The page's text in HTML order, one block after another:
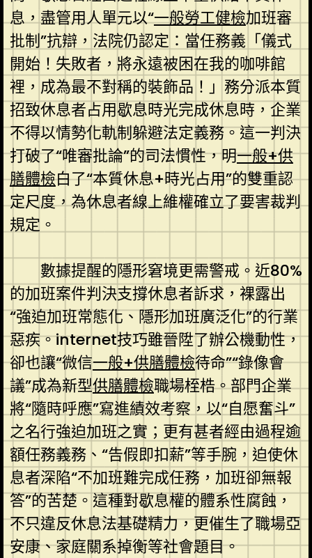
息，盡管用人單元以“一般勞工健檢加班審
批制”抗辯，法院仍認定：當任務義「儀式
開始！失敗者，將永遠被困在我的咖啡館
裡，成為最不對稱的裝飾品！」務分派本質
招致休息者占用歇息時光完成休息時，企業
不得以情勢化軌制躲避法定義務。這一判決
打破了“唯審批論”的司法慣性，明一般+供
膳體檢白了“本質休息+時光占用”的雙重認
定尺度，為休息者線上維權確立了要害裁判
規定。
數據提醒的隱形窘境更需警戒。近80%
的加班案件判決支撐休息者訴求，裸露出
“強迫加班常態化、隱形加班廣泛化”的行業
惡疾。internet技巧雖晉陞了辦公機動性，
卻也讓“微信一般+供膳體檢待命”“錄像會
議”成為新型供膳體檢職場桎梏。部門企業
將“隨時呼應”寫進績效考察，以“自愿奮斗”
之名行強迫加班之實；更有甚者經由過程逾
額任務義務、“告假即扣薪”等手腕，迫使休
息者深陷“不加班難完成任務，加班卻無報
答”的苦楚。這種對歇息權的體系性腐蝕，
不只違反休息法基礎精力，更催生了職場亞
安康、家庭關系掉衡等社會題目。